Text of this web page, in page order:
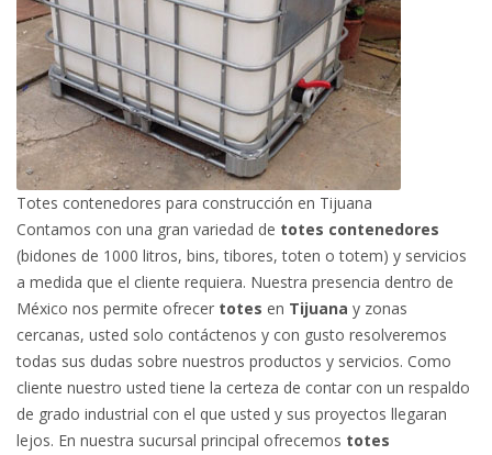
Totes contenedores para construcción en Tijuana
Contamos con una gran variedad de totes contenedores
(bidones de 1000 litros, bins, tibores, toten o totem) y servicios
a medida que el cliente requiera. Nuestra presencia dentro de
México nos permite ofrecer totes en Tijuana y zonas
cercanas, usted solo contáctenos y con gusto resolveremos
todas sus dudas sobre nuestros productos y servicios. Como
cliente nuestro usted tiene la certeza de contar con un respaldo
de grado industrial con el que usted y sus proyectos llegaran
lejos. En nuestra sucursal principal ofrecemos totes